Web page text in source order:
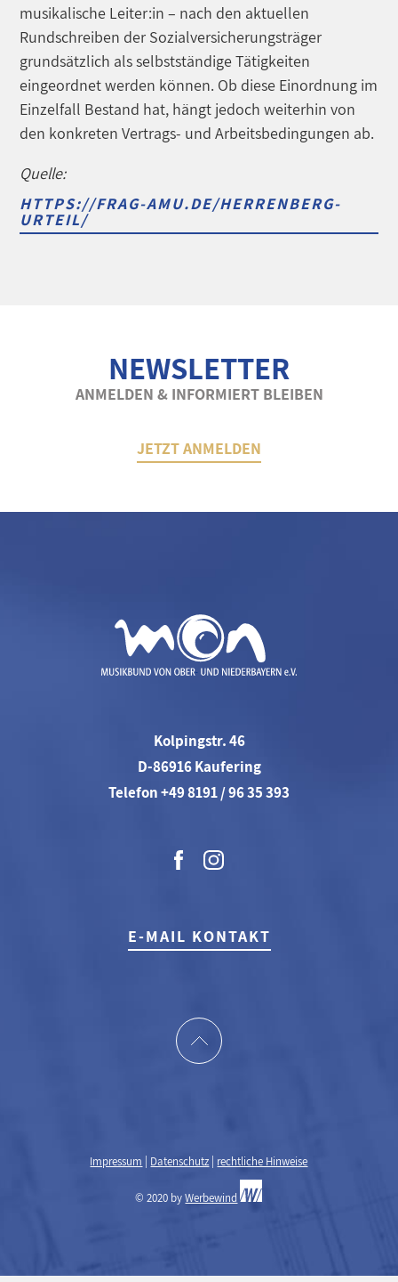
musikalische Leiter:in – nach den aktuellen
Rundschreiben der Sozialversicherungsträger
grundsätzlich als selbstständige Tätigkeiten
eingeordnet werden können. Ob diese Einordnung im
Einzelfall Bestand hat, hängt jedoch weiterhin von
den konkreten Vertrags- und Arbeitsbedingungen ab.
Quelle:
HTTPS://FRAG-AMU.DE/HERRENBERG-
URTEIL/
NEWSLETTER
ANMELDEN & INFORMIERT BLEIBEN
JETZT ANMELDEN
Kolpingstr. 46
D-86916 Kaufering
Telefon +49 8191 / 96 35 393
E-MAIL KONTAKT
Impressum Datenschutz rechtliche Hinweise
© 2020 byWerbewind